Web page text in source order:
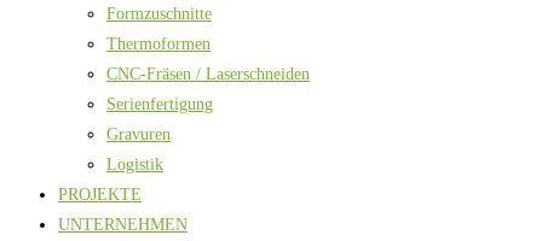
Formzuschnitte
Thermoformen
CNC-Fräsen / Laserschneiden
Serienfertigung
Gravuren
Logistik
PROJEKTE
UNTERNEHMEN